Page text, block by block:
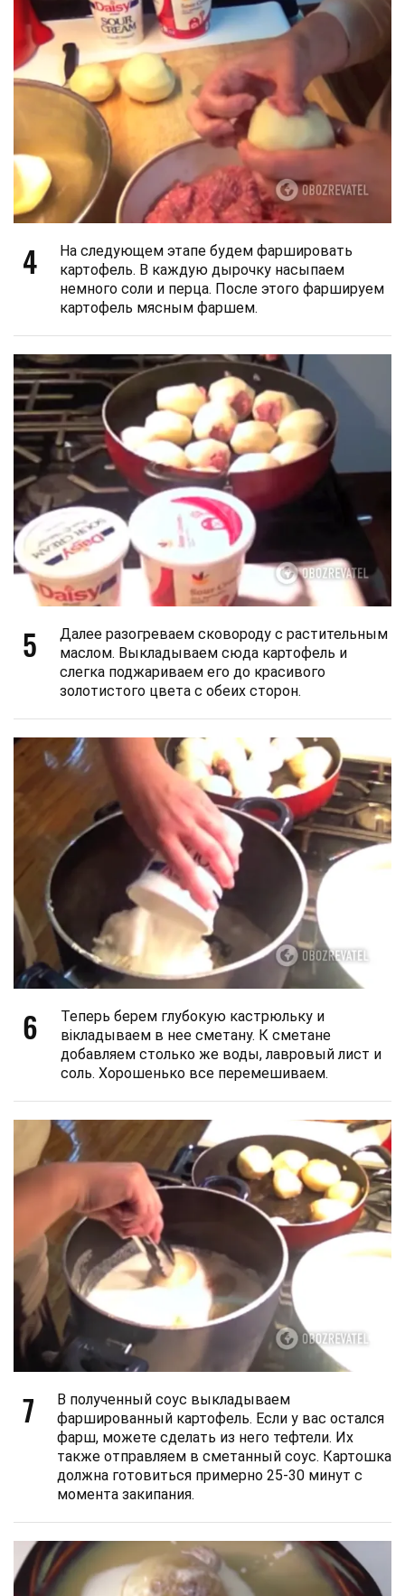
4
На следующем этапе будем фаршировать
картофель. В каждую дырочку насыпаем
немного соли и перца. После этого фаршируем
картофель мясным фаршем.
5
Далее разогреваем сковороду с растительным
маслом. Выкладываем сюда картофель и
слегка поджариваем его до красивого
золотистого цвета с обеих сторон.
6
Теперь берем глубокую кастрюльку и
вікладываем в нее сметану. К сметане
добавляем столько же воды, лавровый лист и
соль. Хорошенько все перемешиваем.
7
В полученный соус выкладываем
фаршированный картофель. Если у вас остался
фарш, можете сделать из него тефтели. Их
также отправляем в сметанный соус. Картошка
должна готовиться примерно 25-30 минут с
момента закипания.